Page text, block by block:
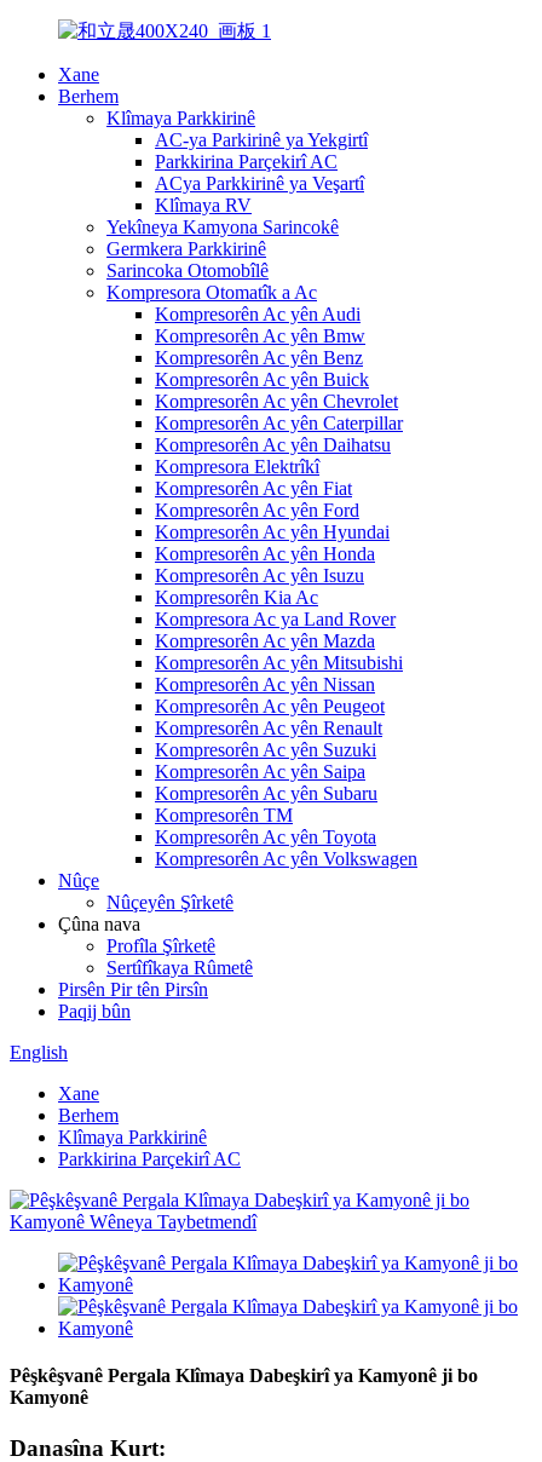
Xane
Berhem
Klîmaya Parkkirinê
AC-ya Parkirinê ya Yekgirtî
Parkkirina Parçekirî AC
ACya Parkkirinê ya Veşartî
Klîmaya RV
Yekîneya Kamyona Sarincokê
Germkera Parkkirinê
Sarincoka Otomobîlê
Kompresora Otomatîk a Ac
Kompresorên Ac yên Audi
Kompresorên Ac yên Bmw
Kompresorên Ac yên Benz
Kompresorên Ac yên Buick
Kompresorên Ac yên Chevrolet
Kompresorên Ac yên Caterpillar
Kompresorên Ac yên Daihatsu
Kompresora Elektrîkî
Kompresorên Ac yên Fiat
Kompresorên Ac yên Ford
Kompresorên Ac yên Hyundai
Kompresorên Ac yên Honda
Kompresorên Ac yên Isuzu
Kompresorên Kia Ac
Kompresora Ac ya Land Rover
Kompresorên Ac yên Mazda
Kompresorên Ac yên Mitsubishi
Kompresorên Ac yên Nissan
Kompresorên Ac yên Peugeot
Kompresorên Ac yên Renault
Kompresorên Ac yên Suzuki
Kompresorên Ac yên Saipa
Kompresorên Ac yên Subaru
Kompresorên TM
Kompresorên Ac yên Toyota
Kompresorên Ac yên Volkswagen
Nûçe
Nûçeyên Şîrketê
Çûna nava
Profîla Şîrketê
Sertîfîkaya Rûmetê
Pirsên Pir tên Pirsîn
Paqij bûn
English
Xane
Berhem
Klîmaya Parkkirinê
Parkkirina Parçekirî AC
Pêşkêşvanê Pergala Klîmaya Dabeşkirî ya Kamyonê ji bo
Kamyonê
Danasîna Kurt: